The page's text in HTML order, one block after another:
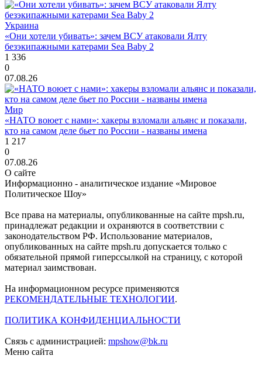
Украина
«Они хотели убивать»: зачем ВСУ атаковали Ялту
безэкипажными катерами Sea Baby 2
1 336
0
07.08.26
Мир
«НАТО воюет с нами»: хакеры взломали альянс и показали,
кто на самом деле бьет по России - названы имена
1 217
0
07.08.26
О сайте
Информационно - аналитическое издание «Мировое
Политическое Шоу»
Все права на материалы, опубликованные на сайте mpsh.ru,
принадлежат редакции и охраняются в соответствии с
законодательством РФ. Использование материалов,
опубликованных на сайте mpsh.ru допускается только с
обязательной прямой гиперссылкой на страницу, с которой
материал заимствован.
На информационном ресурсе применяются
РЕКОМЕНДАТЕЛЬНЫЕ ТЕХНОЛОГИИ.
ПОЛИТИКА КОНФИДЕНЦИАЛЬНОСТИ
Связь с администрацией: mpshow@bk.ru
Меню сайта